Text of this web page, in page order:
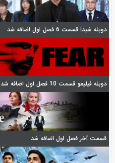
دوبله شیدا قسمت 6 فصل اول اضافه شد
دوبله فیلیمو قسمت 10 فصل اول اضافه شد
قسمت آخر فصل اول اضافه شد